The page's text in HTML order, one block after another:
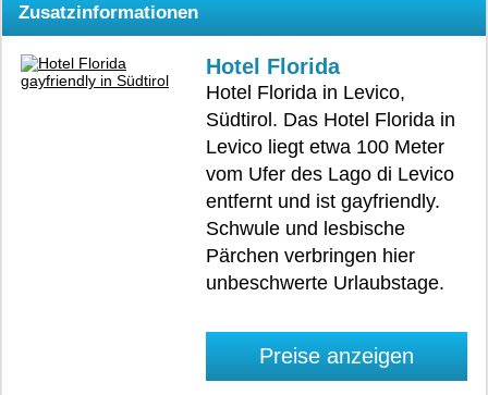
Zusatzinformationen
Hotel Florida
Hotel Florida in Levico,
Südtirol. Das Hotel Florida in
Levico liegt etwa 100 Meter
vom Ufer des Lago di Levico
entfernt und ist gayfriendly.
Schwule und lesbische
Pärchen verbringen hier
unbeschwerte Urlaubstage.
Preise anzeigen